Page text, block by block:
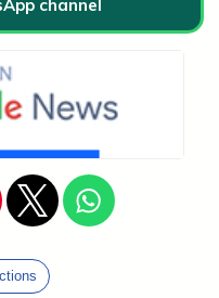
channel